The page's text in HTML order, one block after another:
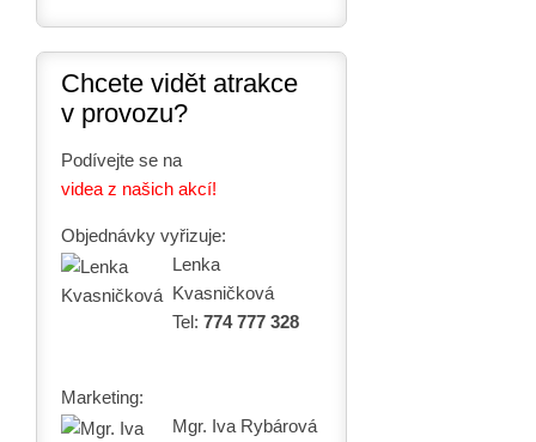
Chcete vidět atrakce
v provozu?
Podívejte se na
videa z našich akcí!
Objednávky vyřizuje:
Lenka
Kvasničková
Tel: 774 777 328
Marketing:
Mgr. Iva Rybárová